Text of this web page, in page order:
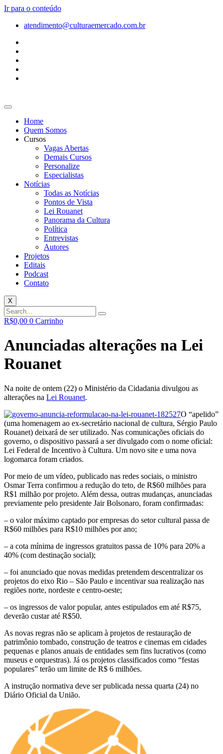
Ir para o conteúdo
atendimento@culturaemercado.com.br
Home
Quem Somos
Cursos
Vagas Abertas
Demais Cursos
Personalize
Especialistas
Notícias
Todas as Notícias
Pontos de Vista
Lei Rouanet
Panorama da Cultura
Política
Entrevistas
Autores
Projetos
Editais
Podcast
Contato
X
R$0,00 0 Carrinho
Anunciadas alterações na Lei
Rouanet
Na noite de ontem (22) o Ministério da Cidadania divulgou as
alterações na Lei Rouanet.
O “apelido”
(uma homenagem ao ex-secretário nacional de cultura, Sérgio Paulo
Rouanet) deixará de ser utilizado. Nas comunicações oficiais do
governo, o dispositivo passará a ser divulgado com o nome oficial:
Lei Federal de Incentivo à Cultura. Um novo site e uma nova
logomarca foram criados.
Por meio de um vídeo, publicado nas redes sociais, o ministro
Osmar Terra confirmou a redução do teto, de R$60 milhões para
R$1 milhão por projeto. Além dessa, outras mudanças, anunciadas
previamente pelo presidente Jair Bolsonaro, foram confirmadas:
– o valor máximo captado por empresas do setor cultural passa de
R$60 milhões para R$10 milhões por ano;
– a cota mínima de ingressos gratuitos passa de 10% para 20% a
40% (com destinação social);
– foi anunciado que novas medidas pretendem descentralizar os
projetos do eixo Rio – São Paulo e incentivar sua realização nas
regiões norte, nordeste e centro-oeste;
– os ingressos de valor popular, antes estipulados em até R$75,
deverão custar até R$50.
As novas regras não se aplicam à projetos de restauração de
patrimônio tombado, construção de teatros e cinemas em cidades
pequenas e planos anuais de entidades sem fins lucrativos (como
museus e orquestras). Já os projetos classificados como “festas
populares” terão um limite de R$ 6 milhões.
A instrução normativa deve ser publicada nessa quarta (24) no
Diário Oficial da União.